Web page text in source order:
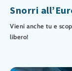
Snorri
Vieni anche tu e
libero!